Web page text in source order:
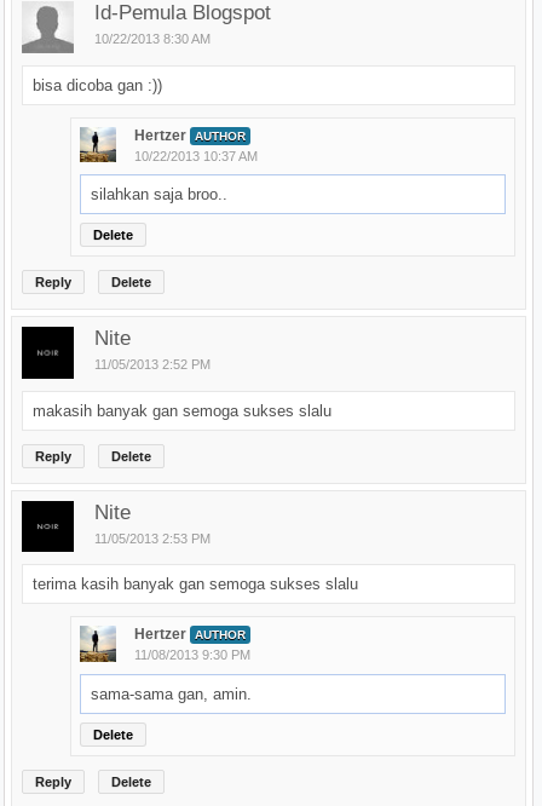
Id-Pemula Blogspot
10/22/2013 8:30 AM
bisa dicoba gan :))
Hertzer AUTHOR
10/22/2013 10:37 AM
silahkan saja broo..
Delete
Reply Delete
Nite
11/05/2013 2:52 PM
makasih banyak gan semoga sukses slalu
Reply Delete
Nite
11/05/2013 2:53 PM
terima kasih banyak gan semoga sukses slalu
Hertzer AUTHOR
11/08/2013 9:30 PM
sama-sama gan, amin.
Delete
Reply Delete